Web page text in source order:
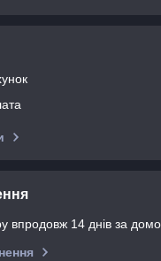
впродовж 14 днів за